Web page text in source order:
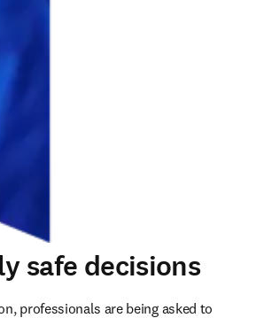
safe decisions
professionals are being asked to